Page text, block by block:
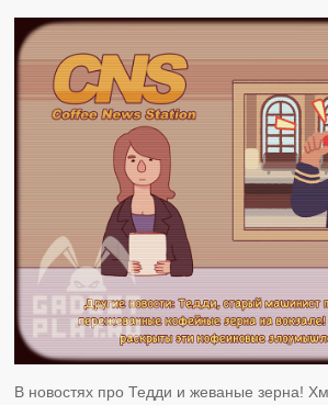
В новостях про Тедди и жеваные зерна!